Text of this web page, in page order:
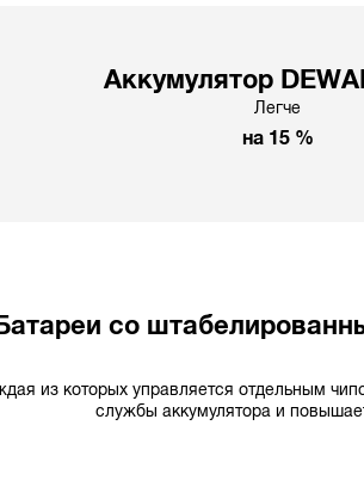
Аккумулятор
Легче
на 15 %
со
из которых управляется отдельным
службы аккумулятора и